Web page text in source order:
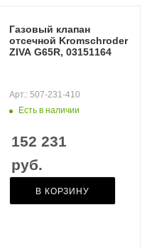
Газовый клапан
отсечной Kromschroder
ZIVA G65R, 03151164
Есть в наличии
Арт.: 507-231-410
152 231
руб.
В КОРЗИНУ